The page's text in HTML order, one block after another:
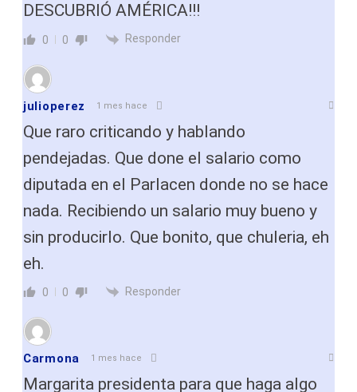
DESCUBRIÓ AMÉRICA!!!
0 0 Responder
julioperez 1 mes hace
Que raro criticando y hablando
pendejadas. Que done el salario como
diputada en el Parlacen donde no se hace
nada. Recibiendo un salario muy bueno y
sin producirlo. Que bonito, que chuleria, eh
eh.
0 0 Responder
Carmona 1 mes hace
Margarita presidenta para que haga algo